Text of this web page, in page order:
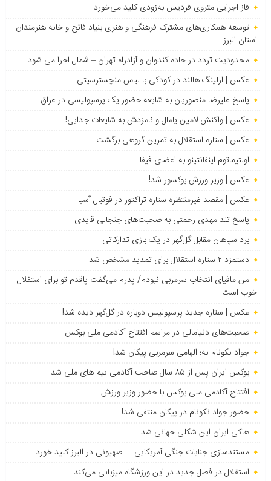
فاز اجرایی متروی فردیس به‌زودی کلید می‌خورد
توسعه همکاری‌های مشترک فرهنگی و هنری بنیاد فاتح و خانه هنرمندان
استان البرز
محدودیت تردد در جاده کندوان و آزادراه تهران – شمال اجرا می شود
عکس | ارلینگ هالند در کودکی با لباس منچسترسیتی
پاسخ علیرضا منصوریان به شایعه حضور یک پرسپولیسی در عراق
عکس | واکنش لامین یامال و نامزدش به شایعات جدایی!
عکس | ستاره استقلال به تمرین گروهی برگشت
اولتیماتوم اینفانتینو به اعضای فیفا
عکس | وزیر ورزش بوکسور شد!
عکس | مقصد غیرمنتظره ستاره تراکتور در فوتبال آسیا
پاسخ تند مهدی رحمتی به صحبت‌های جنجالی قایدی
برد سپاهان مقابل گل‌گهر در یک بازی تدارکاتی
دستمزد ۲ ستاره استقلال برای تمدید مشخص شد
من مافیای انتخاب سرمربی نبودم/ پدرم می‌گفت پاقدم تو برای استقلال
خوب است
عکس | ستاره جدید پرسپولیس دوباره در گل‌گهر دیده شد!
صحبت‌های دنیامالی در مراسم افتتاح آکادمی ملی بوکس
جواد نکونام نه؛ الهامی سرمربی پیکان شد!
بوکس ایران پس از ۸۵ سال صاحب آکادمی تیم های ملی شد
افتتاح آکادمی ملی بوکس با حضور وزیر ورزش
حضور جواد نکونام در پیکان منتفی شد!
هاکی ایران این شکلی جهانی شد
مستندسازی جنایات جنگی آمریکایی ــ صهیونی در البرز کلید خورد
استقلال در فصل جدید در این ورزشگاه میزبانی می‌کند